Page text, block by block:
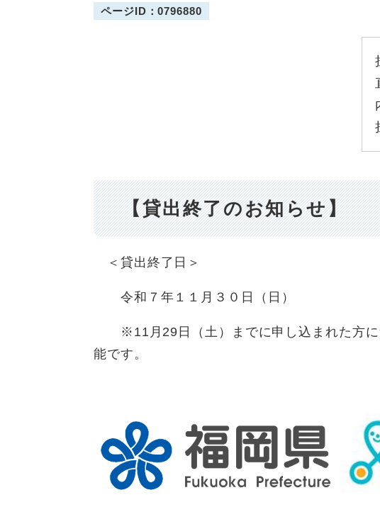
ページID：0796880
【貸出終了のお知らせ】
＜貸出終了日＞
令和７年１１月３０日（日）
※11月29日（土）までに申し込まれた方に
能です。